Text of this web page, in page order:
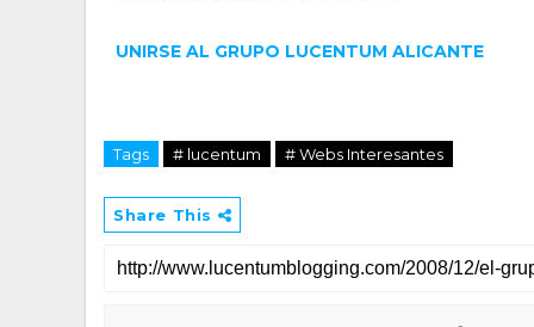
UNIRSE AL GRUPO LUCENTUM ALICANTE
Tags # lucentum # Webs Interesantes
Share This